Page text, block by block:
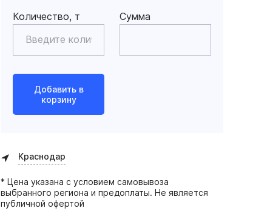
Количество, т Сумма
Добавить в
корзину
Краснодар
* Цена указана с условием самовывоза
выбранного региона и предоплаты. Не является
публичной офертой